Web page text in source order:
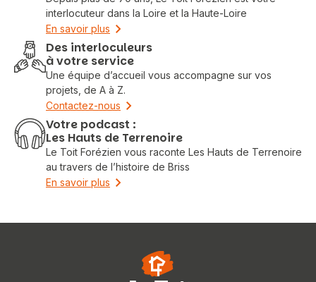
interlocuteur dans la Loire et la Haute-Loire
En savoir plus
Des interloculeurs
à votre service
Une équipe d’accueil vous accompagne sur vos
projets, de A à Z.
Contactez-nous
Votre podcast :
Les Hauts de Terrenoire
Le Toit Forézien vous raconte Les Hauts de Terrenoire
au travers de l’histoire de Briss
En savoir plus